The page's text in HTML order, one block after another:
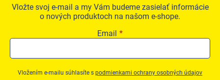
Vložte svoj e-mail a my Vám budeme zasielať informácie
o nových produktoch na našom e-shope.
Email
Vložením e-mailu súhlasíte s podmienkami ochrany osobných údajov